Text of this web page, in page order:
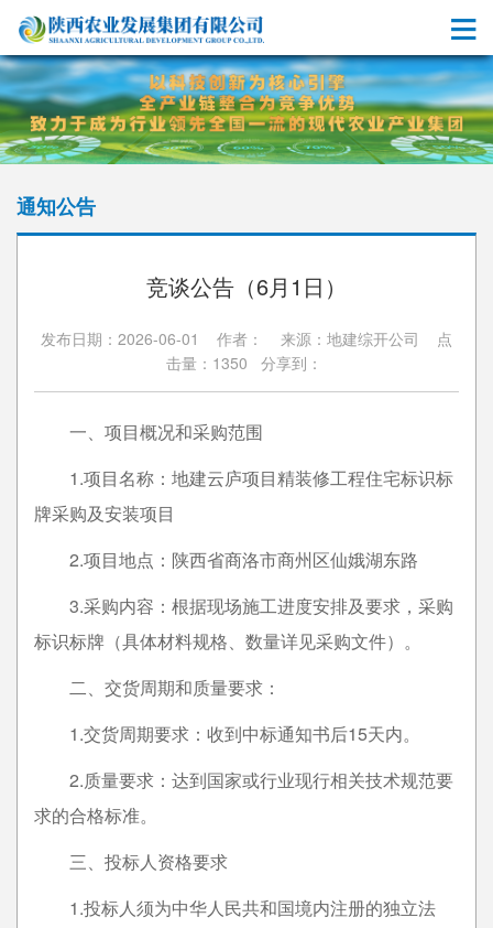
通知公告
竞谈公告（6月1日）
发布日期：2026-06-01 作者： 来源：地建综开公司 点
击量：1350 分享到：
一、项目概况和采购范围
1.项目名称：地建云庐项目精装修工程住宅标识标
牌采购及安装项目
2.项目地点：陕西省商洛市商州区仙娥湖东路
3.采购内容：根据现场施工进度安排及要求，采购
标识标牌（具体材料规格、数量详见采购文件）。
二、交货周期和质量要求：
1.交货周期要求：收到中标通知书后15天内。
2.质量要求：达到国家或行业现行相关技术规范要
求的合格标准。
三、投标人资格要求
1.投标人须为中华人民共和国境内注册的独立法